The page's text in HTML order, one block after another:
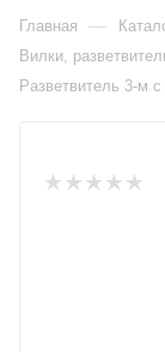
Главная —
Вилки,
Разветвитель 3-м